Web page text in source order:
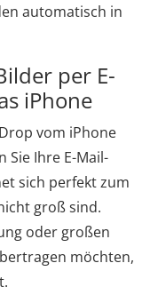
automatisch in
per E-
iPhone
vom iPhone
Sie Ihre E-Mail-
sich perfekt zum
groß sind.
oder großen
möchten,